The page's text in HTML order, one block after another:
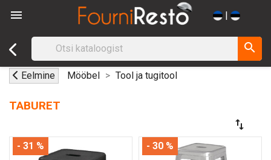
 |
search
Eelmine Mööbel Tool ja tugitool
TABURET
swap_vert
- 31 % - 30 %